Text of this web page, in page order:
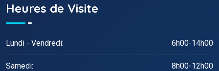
Heures de Visite
Lundi - Vendredi: 6h00-14h00
Samedi: 8h00-12h00